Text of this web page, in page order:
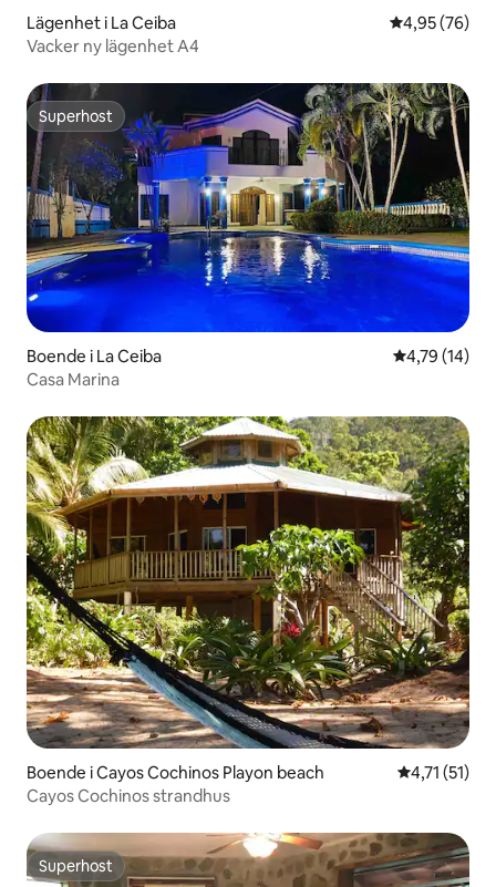
Lägenhet i La Ceiba 4,95 av 5 i
4,95 (76)
Vacker ny lägenhet A4
Superhost
Superhost
Boende i La Ceiba 4,79 av 5 i
4,79 (14)
Casa Marina
Boende i Cayos Cochinos Playon beach 4,71 av 5 i
4,71 (51)
Cayos Cochinos strandhus
Superhost
Superhost